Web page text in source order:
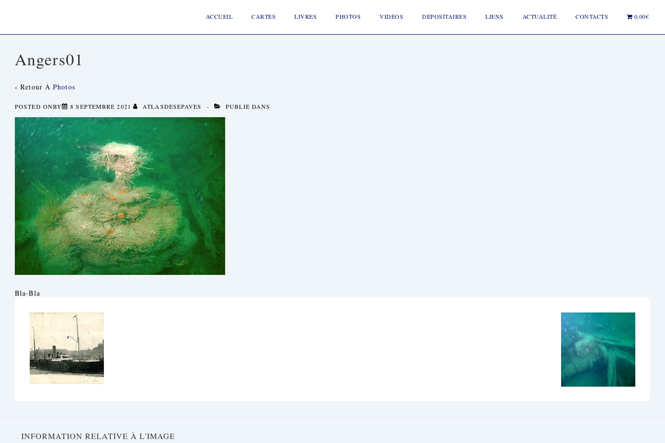
Navigation
ACCUEIL CARTES LIVRES PHOTOS VIDÉOS DÉPOSITAIRES LIENS ACTUALITÉ CONTACTS 0,00€
Angers01
‹ Retour ÀPhotos
POSTED ONBY 8 SEPTEMBRE 2021 ATLASDESEPAVES PUBLIÉ DANS
Bla-Bla
INFORMATION RELATIVE À L'IMAGE